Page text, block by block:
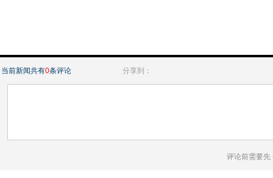
当前新闻共有0条评论 分享到：
评论前需要先